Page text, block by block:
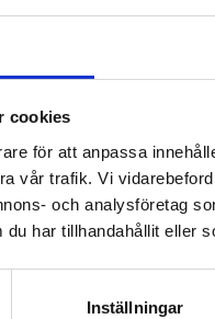
cookies
för att anpassa
vår trafik. Vi
och analysföretag
du har tillhandahållit eller
Inställningar